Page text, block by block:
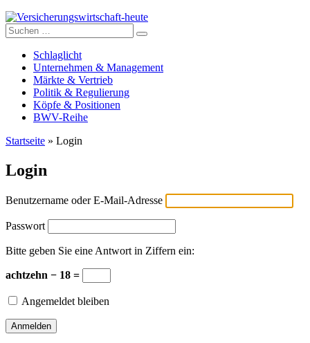
Versicherungswirtschaft-heute
Suche
nach:
Schlaglicht
Unternehmen & Management
Märkte & Vertrieb
Politik & Regulierung
Köpfe & Positionen
BWV-Reihe
Startseite » Login
Login
Benutzername oder E-Mail-Adresse
Passwort
Bitte geben Sie eine Antwort in Ziffern ein:
achtzehn − 18 =
Angemeldet bleiben